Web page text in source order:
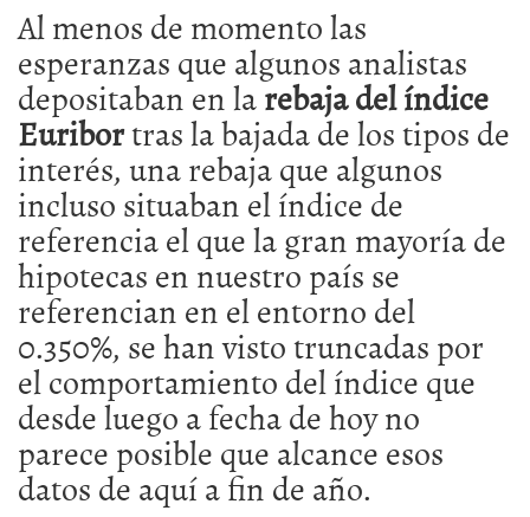
Al menos de momento las
esperanzas que algunos analistas
depositaban en larebaja del índice
Euribortras la bajada de los tipos de
interés, una rebaja que algunos
incluso situaban el índice de
referencia el que la gran mayoría de
hipotecas en nuestro país se
referencian en el entorno del
0.350%, se han visto truncadas por
el comportamiento del índice que
desde luego a fecha de hoy no
parece posible que alcance esos
datos de aquí a fin de año.